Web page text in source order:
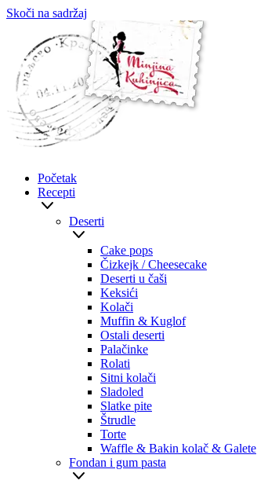
Skoči na sadržaj
Početak
Recepti
Deserti
Cake pops
Čizkejk / Cheesecake
Deserti u čaši
Keksići
Kolači
Muffin & Kuglof
Ostali deserti
Palačinke
Rolati
Sitni kolači
Sladoled
Slatke pite
Štrudle
Torte
Waffle & Bakin kolač & Galete
Fondan i gum pasta